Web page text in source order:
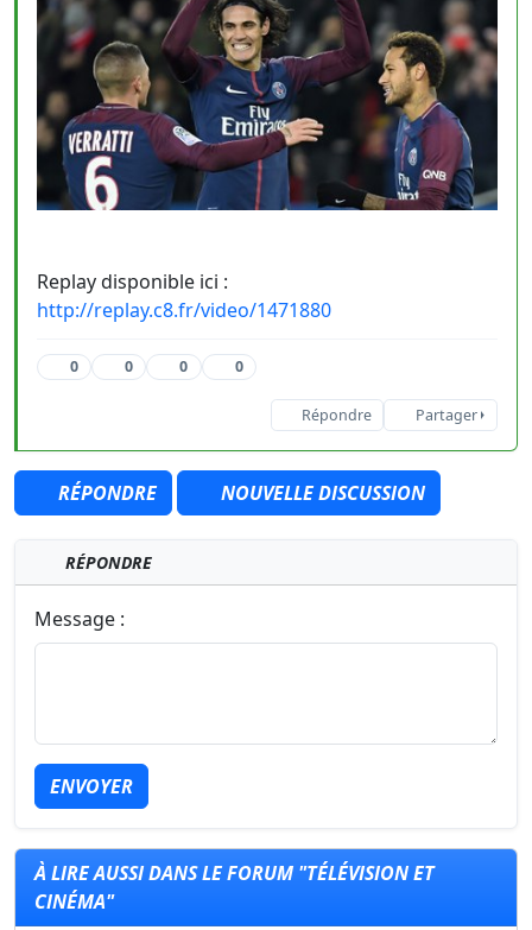
Replay disponible ici :
http://replay.c8.fr/video/1471880
0 0 0 0
Répondre Partager
RÉPONDRE NOUVELLE DISCUSSION
RÉPONDRE
Message :
ENVOYER
À LIRE AUSSI DANS LE FORUM "TÉLÉVISION ET
CINÉMA"